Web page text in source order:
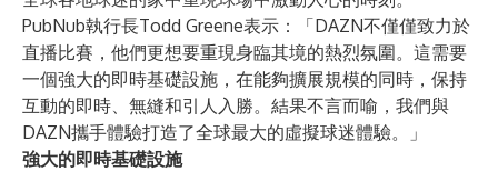
PubNub執行長Todd Greene表示：「DAZN不僅僅致力於
直播比賽，他們更想要重現身臨其境的熱烈氛圍。這需要
一個強大的即時基礎設施，在能夠擴展規模的同時，保持
互動的即時、無縫和引人入勝。結果不言而喻，我們與
DAZN攜手體驗打造了全球最大的虛擬球迷體驗。」
強大的即時基礎設施